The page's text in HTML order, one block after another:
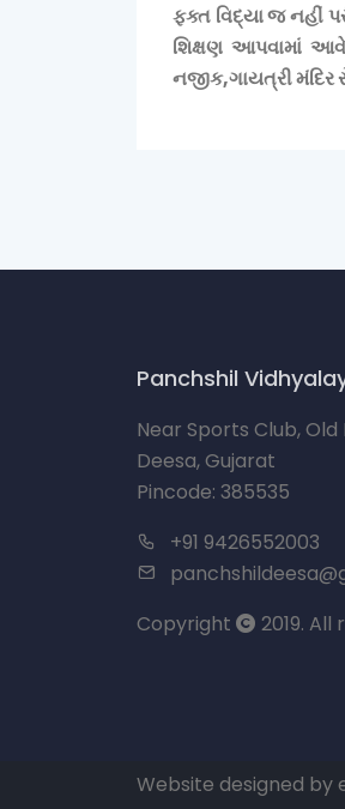
ફક્ત વિદ્યા જ નહીં
શિક્ષણ આપવામાં
નજીક,ગાયત્રી મંદિર
Panchshil
Near Sports Club, Old
Deesa, Gujarat
Pincode: 385535
+91 9426552003
Copyright
2019.
Website designed by